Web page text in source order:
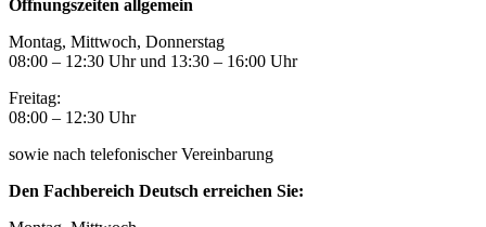
Öffnungszeiten allgemein
Montag, Mittwoch, Donnerstag
08:00 – 12:30 Uhr und 13:30 – 16:00 Uhr
Freitag:
08:00 – 12:30 Uhr
sowie nach telefonischer Vereinbarung
Den Fachbereich Deutsch erreichen Sie: